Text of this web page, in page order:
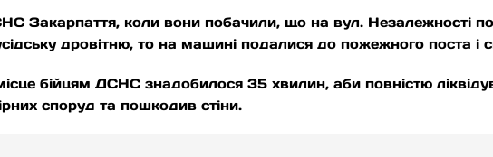
Закарпаття, коли вони побачили, що на вул. Незалежності
дровітню, то на машині подалися до пожежного поста і
бійцям ДСНС знадобилося 35 хвилин, аби повністю
споруд та пошкодив стіни.